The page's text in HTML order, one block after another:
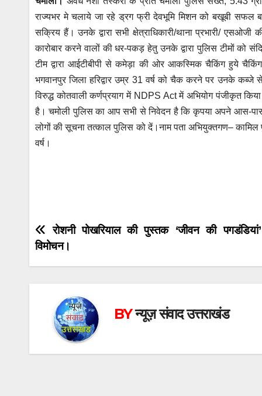
at
s
A
p
p
c
e
b
o
o
k
tt
er
ail ss
e
n
g
er
e
gr
a
m
राज्यभर मे चलाये जा रहे ड्रग फ्री देवभूमि मिशन को बखूबी
सक्रिय हैं। उनके द्वारा सभी क्षेत्राधिकारी/थाना प्रभारी/
कारोबार करने वालों की धर-पकड़ हेतु उनके द्वारा पुलिस टीमों को
टीम द्वारा आईटीबीपी से कमेड़ा की ओर आकस्मिक चैकिंग हुये चैकिंग
भगवानपुर जिला हरिद्वार उम्र 31 वर्ष को चैक करने पर उनके
विरुद्ध कोतवाली कर्णप्रयाग में NDPS Act में अभियोग पंजीकृत
है। चमोली पुलिस का आप सभी से निवेदन है कि कृपया अपने आस-
लोगों की सूचना तत्काल पुलिस को दें।नाम पता अभियुक्तगण– कामिल
वर्ष।
Post
navigation
रोशनी पोखरियाल की पुस्तक ‘जीवन की
विमोचन।
BYन्यूज़ संवाद उत्तराखंड